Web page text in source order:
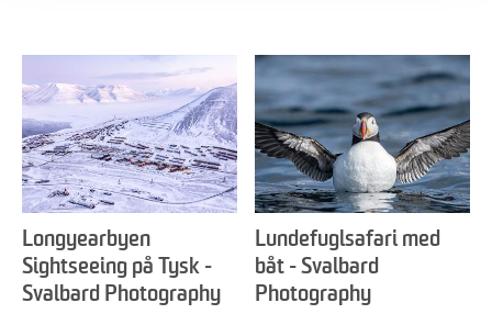
Longyearbyen
Sightseeing på Tysk -
Svalbard Photography
Lundefuglsafari med
båt - Svalbard
Photography